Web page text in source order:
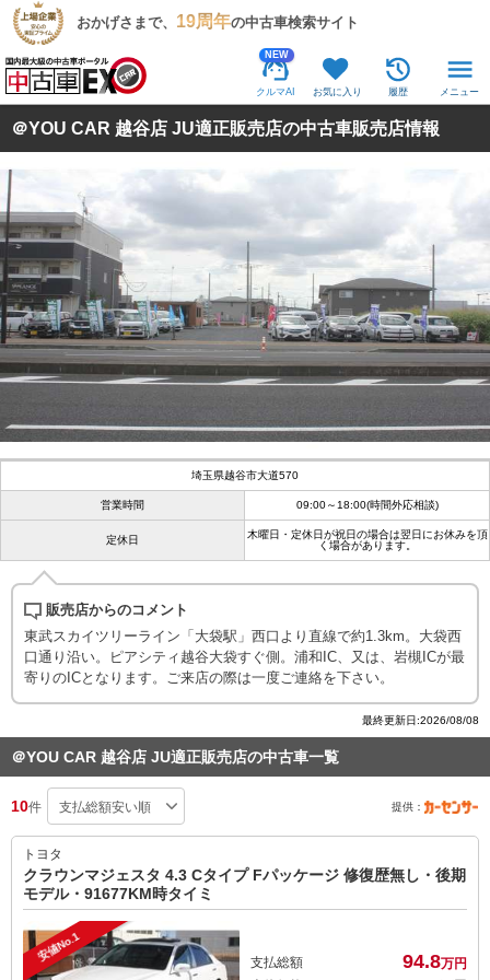
おかげさまで、 19周年の中古車検索サイト
NEW
クルマAI お気に入り 履歴 メニュー
＠YOU CAR 越谷店 JU適正販売店の中古車販売店情報
埼玉県越谷市大道570
営業時間 09:00～18:00(時間外応相談)
定休日
木曜日・定休日が祝日の場合は翌日にお休みを頂
く場合があります。
販売店からのコメント
東武スカイツリーライン「大袋駅」西口より直線で約1.3km。大袋西
口通り沿い。ピアシティ越谷大袋すぐ側。浦和IC、又は、岩槻ICが最
寄りのICとなります。ご来店の際は一度ご連絡を下さい。
最終更新日:2026/08/08
＠YOU CAR 越谷店 JU適正販売店の中古車一覧
10件 提供：
トヨタ
クラウンマジェスタ 4.3 Cタイプ Fパッケージ 修復歴無し・後期
モデル・91677KM時タイミ
安値No.1 支払総額 94.8万円